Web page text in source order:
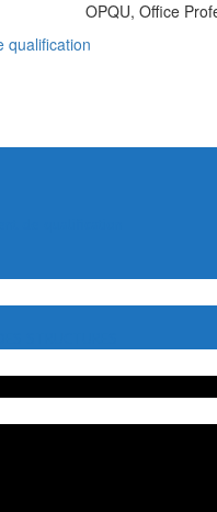
OPQU, Office
qualification